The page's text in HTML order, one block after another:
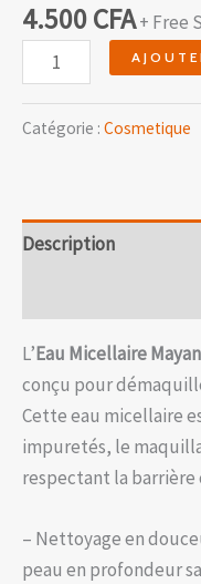
4.500CFA+ Free
Catégorie : Cosmetique
Description
L’Eau Micellaire
conçu pour
Cette eau micellaire
impuretés, le
respectant la barrière
– Nettoyage en
peau en profondeur